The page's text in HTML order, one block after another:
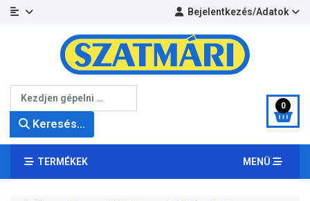
Bejelentkezés/Adatok
Keresés...
0
TERMÉKEK MENÜ